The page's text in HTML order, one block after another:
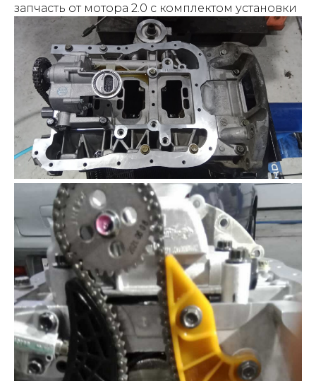
запчасть от мотора 2.0 с комплектом установки